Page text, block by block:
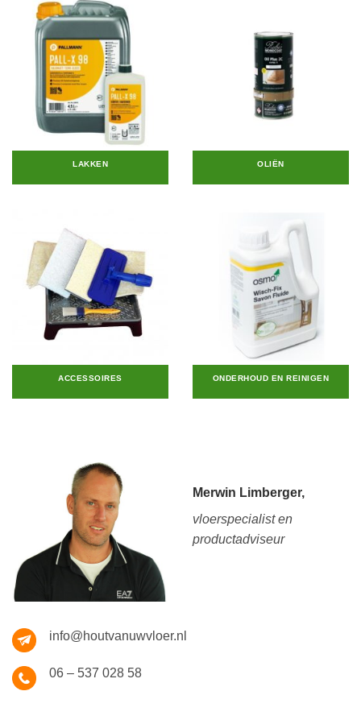
LAKKEN OLIËN
ACCESSOIRES ONDERHOUD EN REINIGEN
Merwin Limberger,
vloerspecialist en
productadviseur
info@houtvanuwvloer.nl
06 – 537 028 58